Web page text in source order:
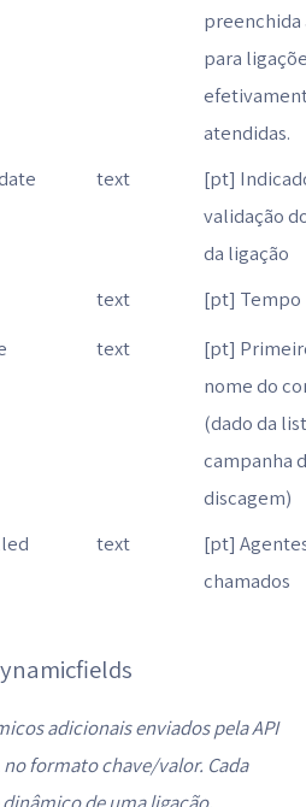
preenchida
para
atendidas.
text
[pt]
validação
da ligação
text
[pt] Tempo
text
[pt]
nome do
(dado da
campanha
discagem)
text
[pt]
chamados
adicionais enviados pela API
formato chave/valor. Cada